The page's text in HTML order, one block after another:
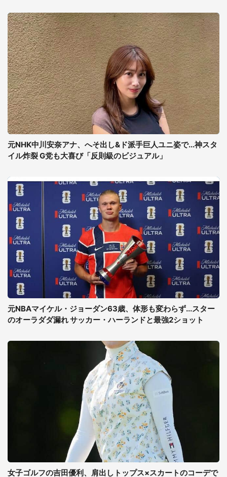
元NHK中川安奈アナ、へそ出し&ド派手巨人ユニ姿で...神スタ
イル炸裂 G党も大喜び「反則級のビジュアル」
元NBAマイケル・ジョーダン63歳、体形も変わらず...スター
のオーラダダ漏れ サッカー・ハーランドと最強2ショット
女子ゴルフの吉田優利、肩出しトップス×スカートのコーデで